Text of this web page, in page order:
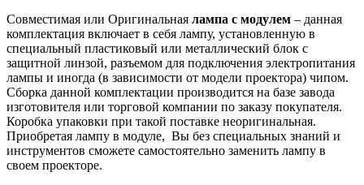
Совместимая или Оригинальная лампа с модулем – данная
комплектация включает в себя лампу, установленную в
специальный пластиковый или металлический блок с
защитной линзой, разъемом для подключения электропитания
лампы и иногда (в зависимости от модели проектора) чипом.
Сборка данной комплектации производится на базе завода
изготовителя или торговой компании по заказу покупателя.
Коробка упаковки при такой поставке неоригинальная.
Приобретая лампу в модуле, Вы без специальных знаний и
инструментов сможете самостоятельно заменить лампу в
своем проекторе.